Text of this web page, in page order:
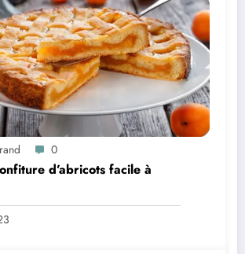
0
d’abricots facile à